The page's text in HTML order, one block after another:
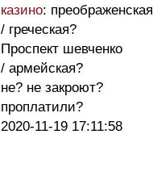
казино: преображенская
/ греческая?
Проспект шевченко
/ армейская?
не? не закроют?
проплатили?
2020-11-19 17:11:58